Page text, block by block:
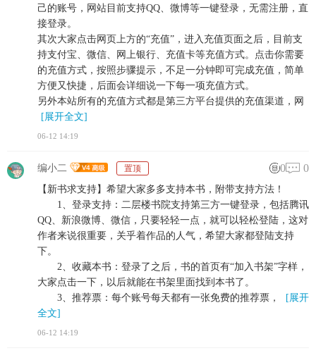
己的账号，网站目前支持QQ、微博等一键登录，无需注册，直
接登录。
其次大家点击网页上方的“充值”，进入充值页面之后，目前支
持支付宝、微信、网上银行、充值卡等充值方式。点击你需要
的充值方式，按照步骤提示，不足一分钟即可完成充值，简单
方便又快捷，后面会详细说一下每一项充值方式。
另外本站所有的充值方式都是第三方平台提供的充值渠道，网
[展开全文]
06-12 14:19
编小二 置顶 0 0
【新书求支持】希望大家多多支持本书，附带支持方法！
1、登录支持：二层楼书院支持第三方一键登录，包括腾讯
QQ、新浪微博、微信，只要轻轻一点，就可以轻松登陆，这对
作者来说很重要，关乎着作品的人气，希望大家都登陆支持
下。
2、收藏本书：登录了之后，书的首页有“加入书架”字样，
大家点击一下，以后就能在书架里面找到本书了。
3、推荐票：每个账号每天都有一张免费的推荐票，
[展开
全文]
06-12 14:19